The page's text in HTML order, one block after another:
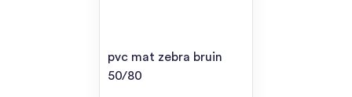
pvc mat zebra bruin
50/80